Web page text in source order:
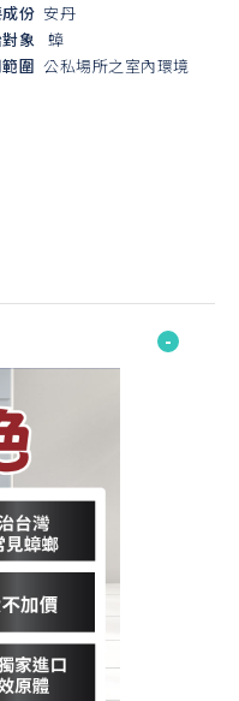
份 安丹
象 蟑
圍 公私場所之室內環境